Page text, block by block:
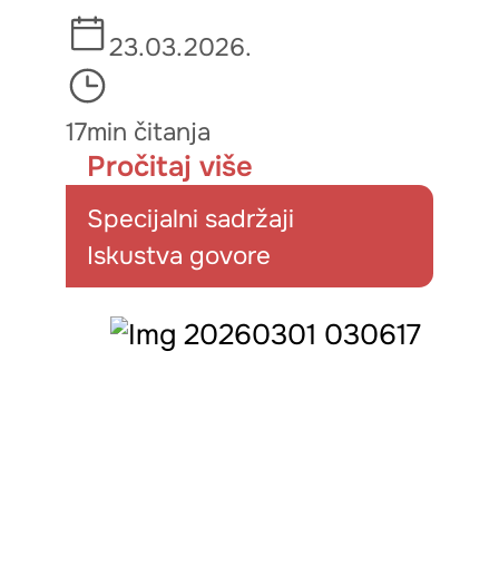
23.03.2026.
17min čitanja
Pročitaj više
Specijalni sadržaji
Iskustva govore